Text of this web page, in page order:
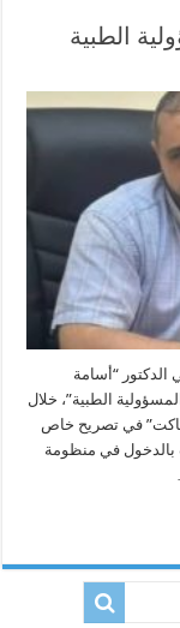
الطبية
“أسامة
الطبية”، خلال
في تصريح خاص
بالدخول في منظومة